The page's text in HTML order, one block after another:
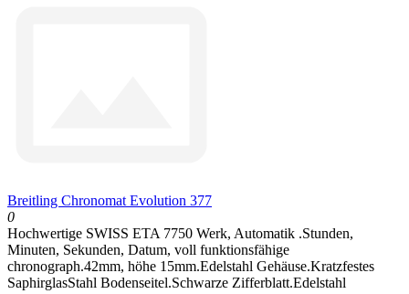
Breitling Chronomat Evolution 377
0
Hochwertige SWISS ETA 7750 Werk, Automatik .Stunden,
Minuten, Sekunden, Datum, voll funktionsfähige
chronograph.42mm, höhe 15mm.Edelstahl Gehäuse.Kratzfestes
SaphirglasStahl Bodenseitel.Schwarze Zifferblatt.Edelstahl